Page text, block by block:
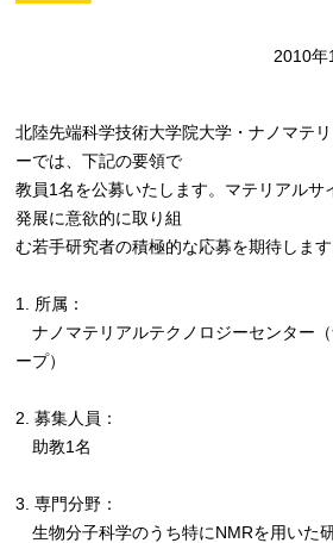
2010年
北陸先端科学技術大学院大学・ナノマテ
ーでは、下記の要領で
教員1名を公募いたします。マテリアルサ
発展に意欲的に取り組
む若手研究者の積極的な応募を期待します
1. 所属：
ナノマテリアルテクノロジーセンター
ープ）
2. 募集人員：
助教1名
3. 専門分野：
生物分子科学のうち特にNMRを用いた